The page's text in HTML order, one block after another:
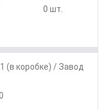
0 шт.
(в коробке) / Завод